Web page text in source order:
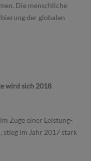
Die menschliche
der globalen
wird sich 2018
Zuge einer Leistung-
stieg im Jahr 2017 stark